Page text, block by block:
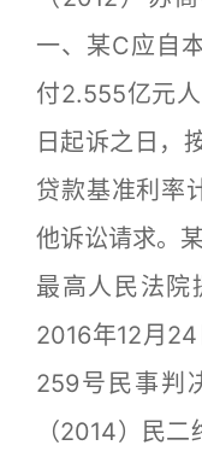
一、某C应自
付2.555亿元
日起诉之日，
贷款基准利率
他诉讼请求。
最高人民法院
2016年12月
259号民事判
（2014）民